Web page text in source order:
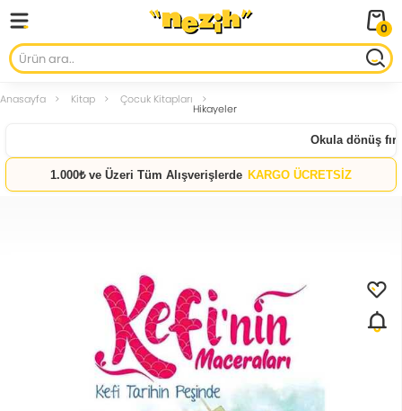
0
Anasayfa Kitap Çocuk Kitapları
Hikayeler
Okula dönüş
1.000₺ ve Üzeri Tüm Alışverişlerde KARGO ÜCRETSİZ